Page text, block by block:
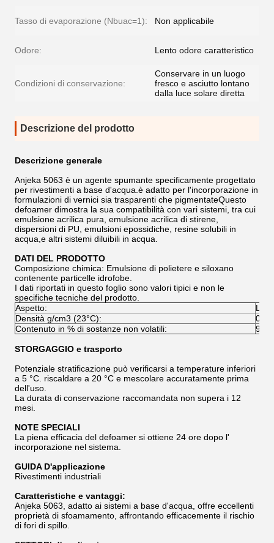
Tasso di evaporazione (Nbuac=1): Non applicabile
Odore: Lento odore caratteristico
Condizioni di conservazione:
Conservare in un luogo
fresco e asciutto lontano
dalla luce solare diretta
Descrizione del prodotto
Descrizione generale
Anjeka 5063 è un agente spumante specificamente progettato
per rivestimenti a base d'acqua.è adatto per l'incorporazione in
formulazioni di vernici sia trasparenti che pigmentateQuesto
defoamer dimostra la sua compatibilità con vari sistemi, tra cui
emulsione acrilica pura, emulsione acrilica di stirene,
dispersioni di PU, emulsioni epossidiche, resine solubili in
acqua,e altri sistemi diluibili in acqua.
DATI DEL PRODOTTO
Composizione chimica: Emulsione di polietere e siloxano
contenente particelle idrofobe.
I dati riportati in questo foglio sono valori tipici e non le
specifiche tecniche del prodotto.
Aspetto:
Densità g/cm3 (23°C):
Contenuto in % di sostanze non volatili:
98
STORGAGGIO e trasporto
Potenziale stratificazione può verificarsi a temperature inferiori
a 5 °C. riscaldare a 20 °C e mescolare accuratamente prima
dell'uso.
La durata di conservazione raccomandata non supera i 12
mesi.
NOTE SPECIALI
La piena efficacia del defoamer si ottiene 24 ore dopo l'
incorporazione nel sistema.
GUIDA D'applicazione
Rivestimenti industriali
Caratteristiche e vantaggi:
Anjeka 5063, adatto ai sistemi a base d'acqua, offre eccellenti
proprietà di sfoamamento, affrontando efficacemente il rischio
di fori di spillo.